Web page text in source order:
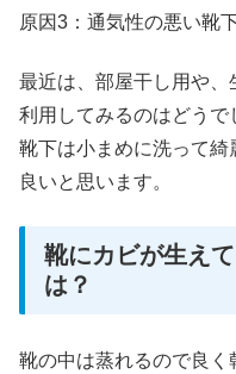
原因3：通気性の悪い靴
最近は、部屋干し用や
利用してみるのはどうで
靴下は小まめに洗って
良いと思います。
靴にカビが生え
は？
靴の中は蒸れるので良く